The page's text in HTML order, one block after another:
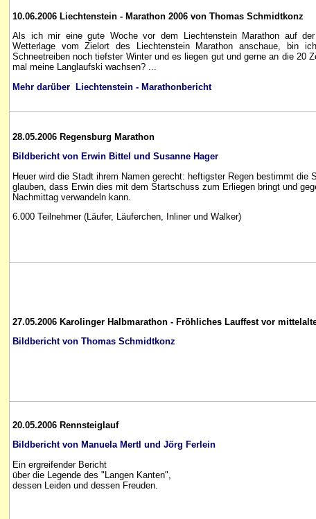
10.06.2006 Liechtenstein - Marathon 2006 von Thomas Schmidtkonz
Als ich mir eine gute Woche vor dem Liechtenstein Marathon auf
Wetterlage vom Zielort des Liechtenstein Marathon anschaue, bin
Schneetreiben noch tiefster Winter und es liegen gut und gerne an die 20
mal meine Langlaufski wachsen? ...
Mehr darüber Liechtenstein - Marathonbericht
28.05.2006 Regensburg Marathon
Bildbericht von Erwin Bittel und Susanne Hager
Heuer wird die Stadt ihrem Namen gerecht: heftigster Regen bestimmt die
glauben, dass Erwin dies mit dem Startschuss zum Erliegen bringt und
Nachmittag verwandeln kann.
6.000 Teilnehmer (Läufer, Läuferchen, Inliner und Walker)
27.05.2006 Karolinger Halbmarathon - Fröhliches Lauffest vor
Bildbericht von Thomas Schmidtkonz
20.05.2006 Rennsteiglauf
Bildbericht von Manuela Mertl und Jörg Ferlein
Ein ergreifender Bericht
über die Legende des "Langen Kanten",
dessen Leiden und dessen Freuden.